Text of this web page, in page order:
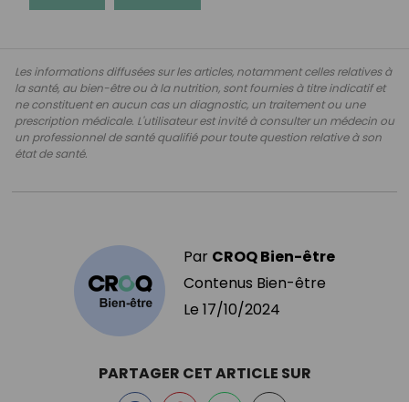
Les informations diffusées sur les articles, notamment celles relatives à
la santé, au bien-être ou à la nutrition, sont fournies à titre indicatif et
ne constituent en aucun cas un diagnostic, un traitement ou une
prescription médicale. L'utilisateur est invité à consulter un médecin ou
un professionnel de santé qualifié pour toute question relative à son
état de santé.
Par CROQ Bien-être
Contenus Bien-être
Le 17/10/2024
PARTAGER CET ARTICLE SUR